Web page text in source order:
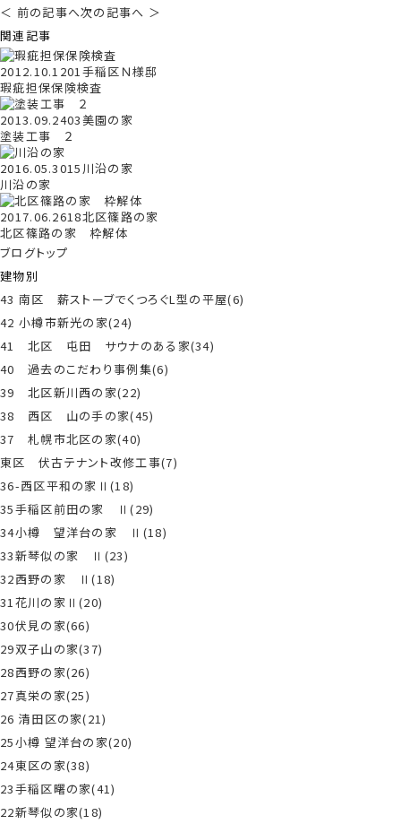
＜ 前の記事へ次の記事へ ＞
関連記事
2012.10.1201手稲区Ｎ様邸
瑕疵担保保険検査
2013.09.2403美園の家
塗装工事 ２
2016.05.3015川沿の家
川沿の家
2017.06.2618北区篠路の家
北区篠路の家 枠解体
ブログトップ
建物別
43 南区 薪ストーブでくつろぐL型の平屋(6)
42 小樽市新光の家(24)
41 北区 屯田 サウナのある家(34)
40 過去のこだわり事例集(6)
39 北区新川西の家(22)
38 西区 山の手の家(45)
37 札幌市北区の家(40)
東区 伏古テナント改修工事(7)
36-西区平和の家Ⅱ(18)
35手稲区前田の家 Ⅱ(29)
34小樽 望洋台の家 Ⅱ(18)
33新琴似の家 Ⅱ(23)
32西野の家 Ⅱ(18)
31花川の家Ⅱ(20)
30伏見の家(66)
29双子山の家(37)
28西野の家(26)
27真栄の家(25)
26 清田区の家(21)
25小樽 望洋台の家(20)
24東区の家(38)
23手稲区曙の家(41)
22新琴似の家(18)